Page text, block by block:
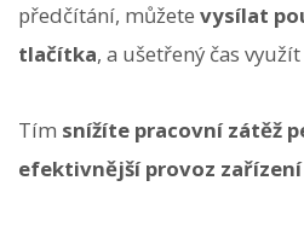
předčítání, můžete vysílat
tlačítka, a ušetřený čas
Tím snížíte pracovní zátěž
efektivnější provoz